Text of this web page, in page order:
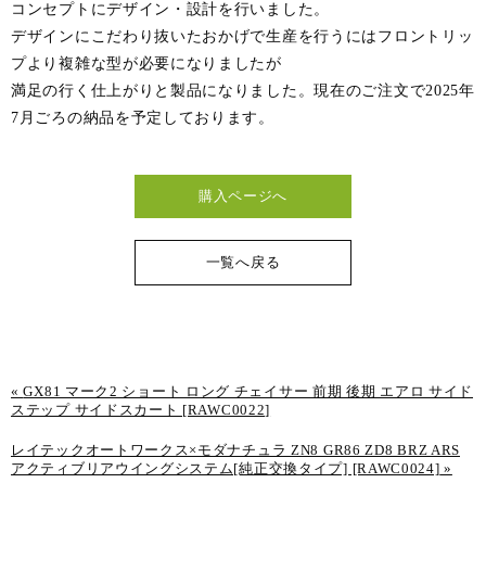
コンセプトにデザイン・設計を行いました。
デザインにこだわり抜いたおかげで生産を行うにはフロントリッ
プより複雑な型が必要になりましたが
満足の行く仕上がりと製品になりました。現在のご注文で2025年
7月ごろの納品を予定しております。
購入ページへ
一覧へ戻る
«GX81 マーク2 ショート ロング チェイサー 前期 後期 エアロ サイド
ステップ サイドスカート [RAWC0022]
レイテックオートワークス×モダナチュラ ZN8 GR86 ZD8 BRZ ARS
アクティブリアウイングシステム[純正交換タイプ] [RAWC0024] »